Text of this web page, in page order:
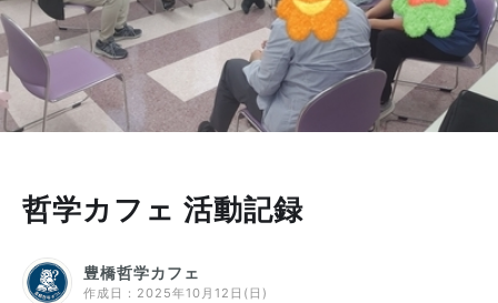
哲学カフェ 活動記録
豊橋哲学カフェ
作成日： 2025年10月12日(日)